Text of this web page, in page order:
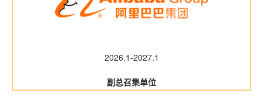
2026.1-2027.1
副总召集单位